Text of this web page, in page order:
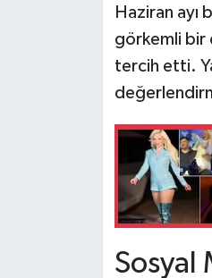
Haziran ayı
görkemli bir
tercih etti.
Sosyal
KAHRAMANMARAŞ